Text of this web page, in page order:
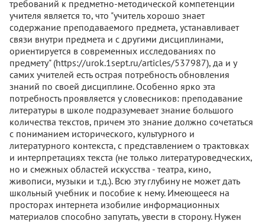
требований к предметно-методической компетенции
учителя является то, что "учитель хорошо знает
содержание преподаваемого предмета, устанавливает
связи внутри предмета и с другими дисциплинами,
ориентируется в современных исследованиях по
предмету" (https://urok.1sept.ru/articles/537987), да и у
самих учителей есть острая потребность обновления
знаний по своей дисциплине. Особенно ярко эта
потребность проявляется у словесников: преподавание
литературы в школе подразумевает знание большого
количества текстов, причем это знание должно сочетаться
с пониманием исторического, культурного и
литературного контекста, с представлением о трактовках
и интерпретациях текста (не только литературоведческих,
но и смежных областей искусства - театра, кино,
живописи, музыки и т.д.). Всю эту глубину не может дать
школьный учебник и пособие к нему. Имеющееся на
просторах интернета изобилие информационных
материалов способно запутать, увести в сторону. Нужен